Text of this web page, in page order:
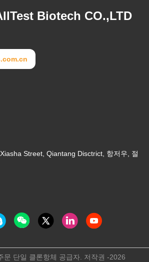
Biotech CO.,LTD
Street, Qiantang Disctrict, 항저우, 절
문 단일 클론항체 공급자. 저작권 -2026